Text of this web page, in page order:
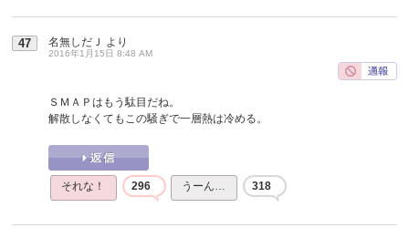
47 名無しだＪ より
2016年1月15日 8:48 AM
ＳＭＡＰはもう駄目だね。
解散しなくてもこの騒ぎで一層熱は冷める。
それな！ 296 うーん… 318